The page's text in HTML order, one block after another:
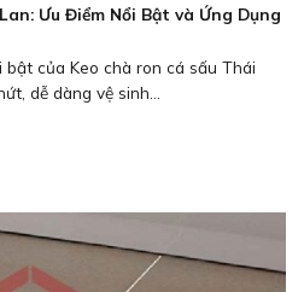
Ưu Điểm Nổi Bật và Ứng Dụng
bật của Keo chà ron cá sấu Thái
dễ dàng vệ sinh...